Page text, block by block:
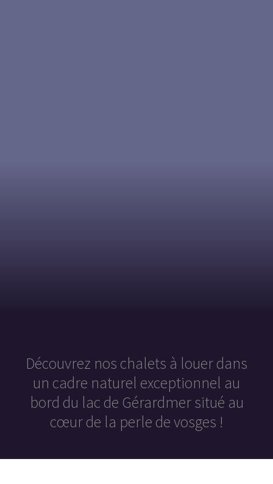
Découvrez nos chalets à louer dans
un cadre naturel exceptionnel au
bord du lac de Gérardmer situé au
cœur de la perle de vosges !